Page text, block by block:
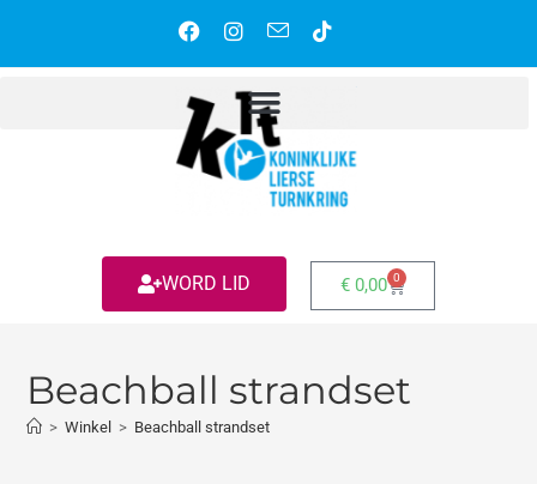
WORD LID € 0,00 0
Beachball strandset
> Winkel > Beachball strandset